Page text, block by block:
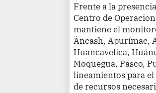
Frente a la
Centro de
mantiene el
Áncash, Apurímac,
Huancavelica,
Moquegua, Pasco,
lineamientos para
de recursos